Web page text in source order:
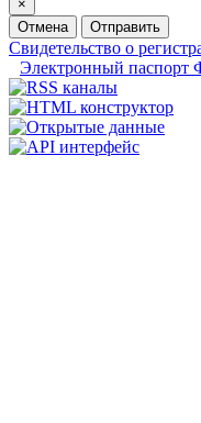
×
Отмена
Отправить
Свидетельство о
Электронный